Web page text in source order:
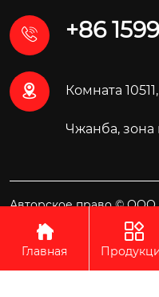
 +86
 Комната
Чжанба, зона
Авторское право © ООО
Материалов Технология

Главная
